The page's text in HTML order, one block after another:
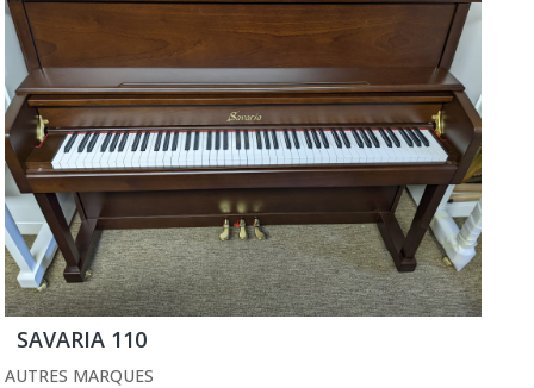
SAVARIA 110
AUTRES MARQUES